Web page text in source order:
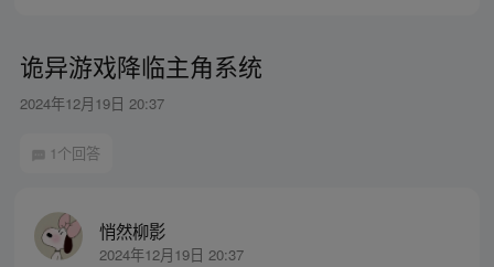
诡异游戏降临主角系统
2024年12月19日 20:37
1个回答
悄然柳影
2024年12月19日 20:37